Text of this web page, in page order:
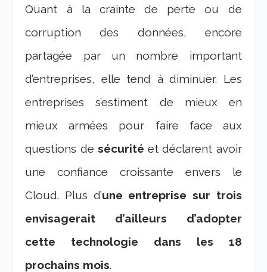
Quant à la crainte de perte ou de
corruption des données, encore
partagée par un nombre important
d’entreprises, elle tend à diminuer. Les
entreprises s’estiment de mieux en
mieux armées pour faire face aux
questions de sécurité et déclarent avoir
une confiance croissante envers le
Cloud. Plus d’une entreprise sur trois
envisagerait d’ailleurs d’adopter
cette technologie dans les 18
prochains mois.